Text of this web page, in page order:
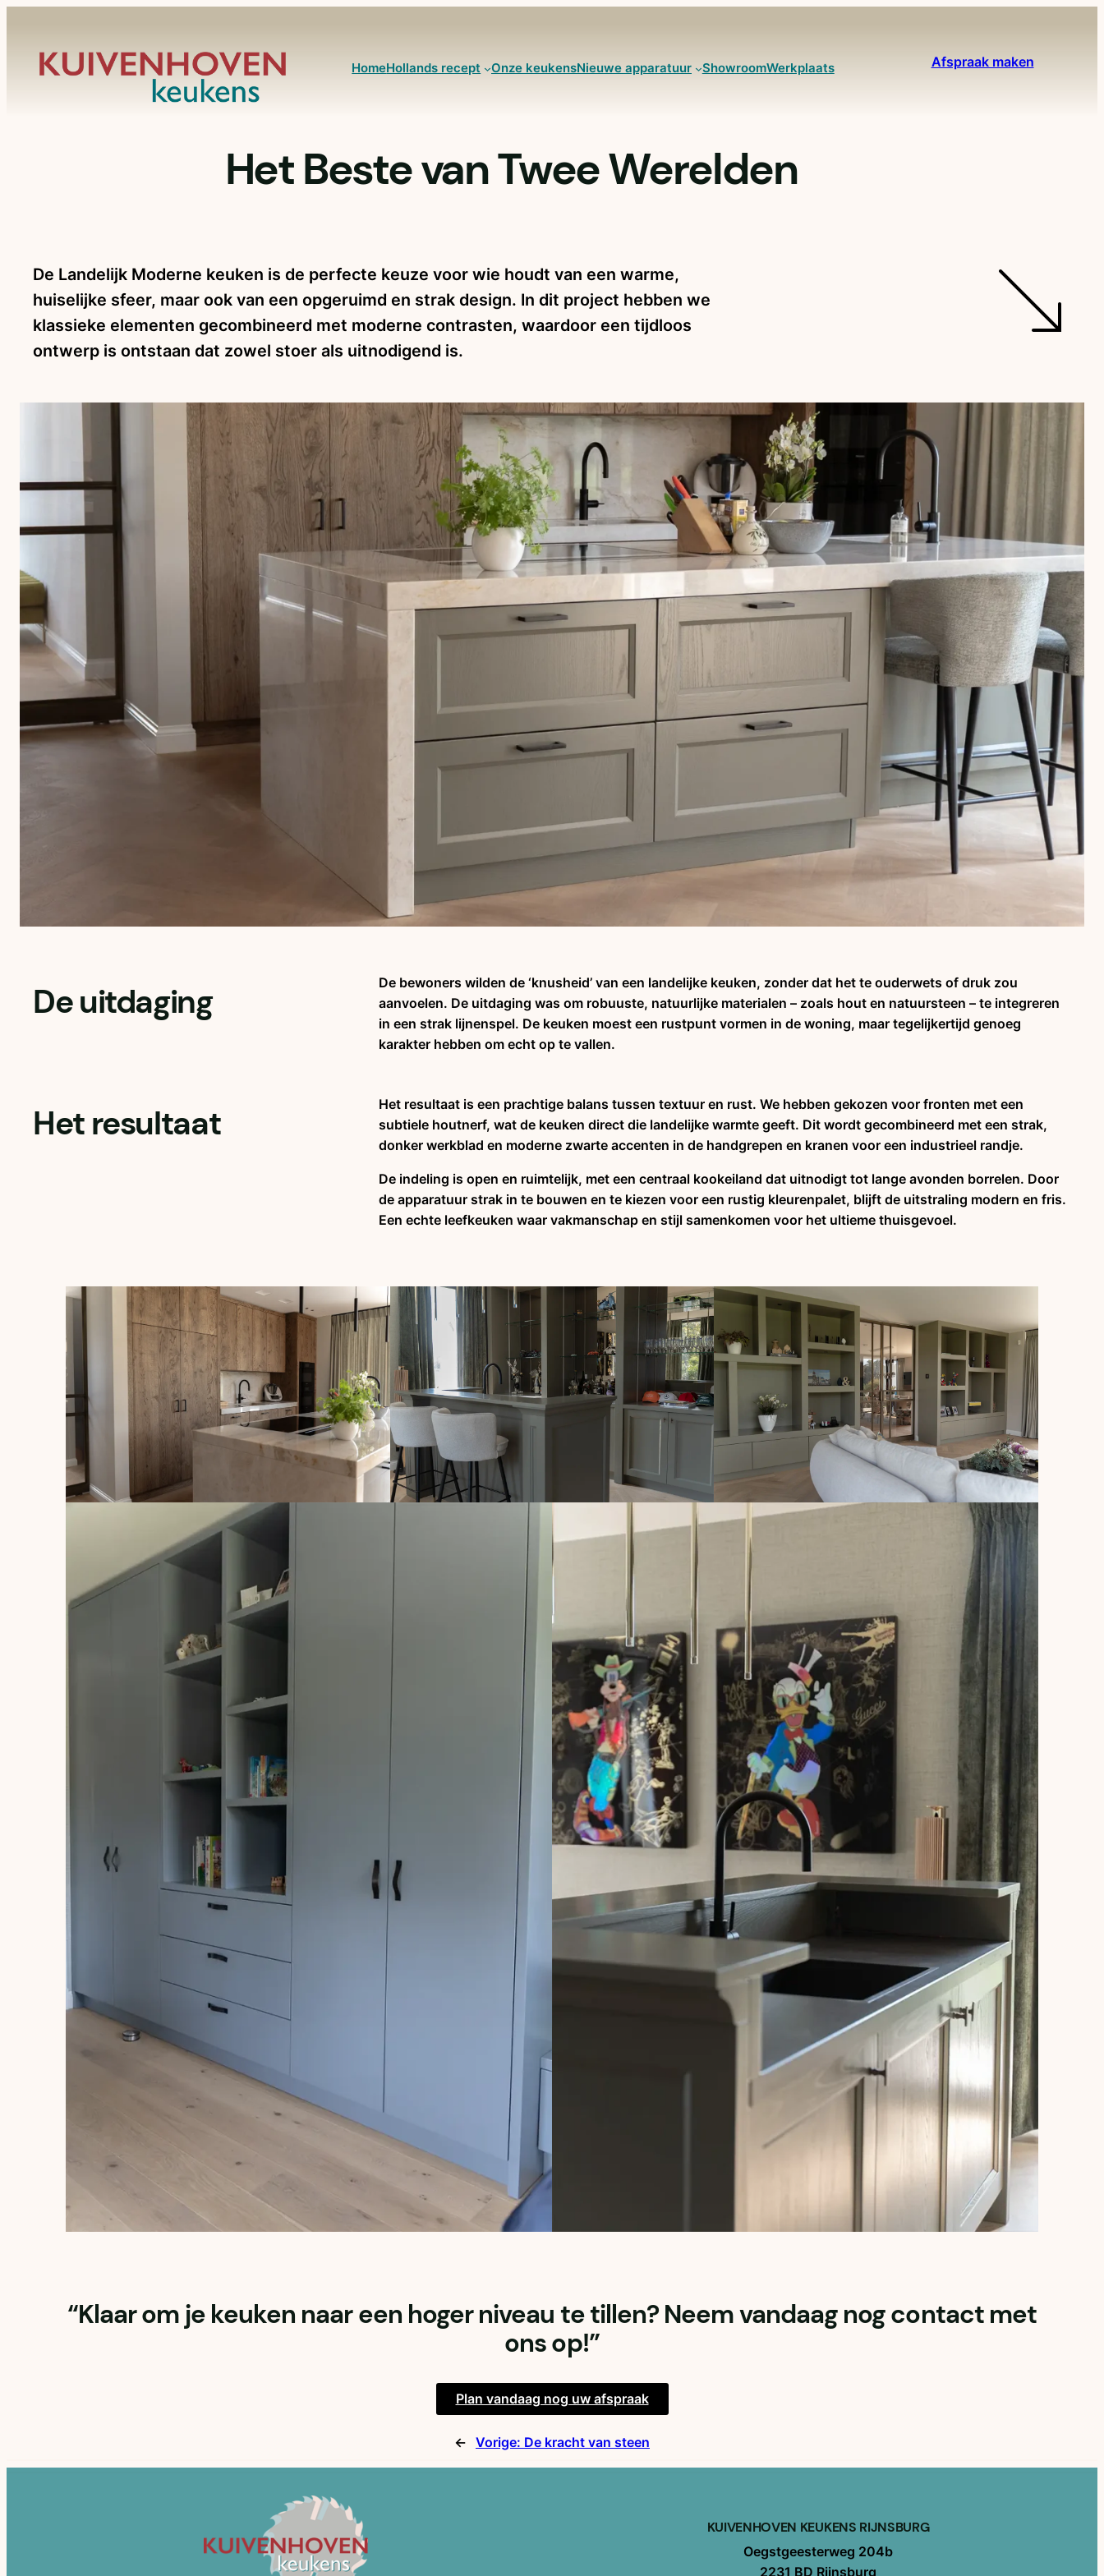
inhoud
HomeHollands recept Onze keukensNieuwe apparatuur ShowroomWerkplaats Afspraak maken
Het Beste van Twee Werelden
De Landelijk Moderne keuken is de perfecte keuze voor wie houdt van een warme,
huiselijke sfeer, maar ook van een opgeruimd en strak design. In dit project hebben we
klassieke elementen gecombineerd met moderne contrasten, waardoor een tijdloos
ontwerp is ontstaan dat zowel stoer als uitnodigend is.
De uitdaging
De bewoners wilden de ‘knusheid’ van een landelijke keuken, zonder dat het te ouderwets of druk zou
aanvoelen. De uitdaging was om robuuste, natuurlijke materialen – zoals hout en natuursteen – te integreren
in een strak lijnenspel. De keuken moest een rustpunt vormen in de woning, maar tegelijkertijd genoeg
karakter hebben om echt op te vallen.
Het resultaat
Het resultaat is een prachtige balans tussen textuur en rust. We hebben gekozen voor fronten met een
subtiele houtnerf, wat de keuken direct die landelijke warmte geeft. Dit wordt gecombineerd met een strak,
donker werkblad en moderne zwarte accenten in de handgrepen en kranen voor een industrieel randje.
De indeling is open en ruimtelijk, met een centraal kookeiland dat uitnodigt tot lange avonden borrelen. Door
de apparatuur strak in te bouwen en te kiezen voor een rustig kleurenpalet, blijft de uitstraling modern en fris.
Een echte leefkeuken waar vakmanschap en stijl samenkomen voor het ultieme thuisgevoel.
“Klaar om je keuken naar een hoger niveau te tillen? Neem vandaag nog contact met
ons op!”
Plan vandaag nog uw afspraak
← Vorige: De kracht van steen
KUIVENHOVEN KEUKENS RIJNSBURG
Oegstgeesterweg 204b
2231 BD Rijnsburg